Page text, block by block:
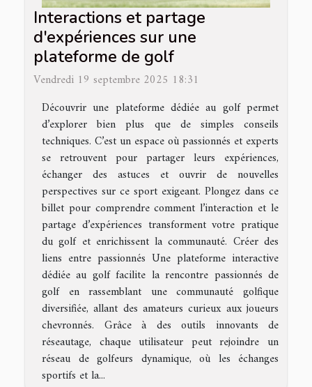
Interactions et partage
d'expériences sur une
plateforme de golf
Vendredi 19 septembre 2025 18:31
Découvrir une plateforme dédiée au golf permet
d’explorer bien plus que de simples conseils
techniques. C’est un espace où passionnés et experts
se retrouvent pour partager leurs expériences,
échanger des astuces et ouvrir de nouvelles
perspectives sur ce sport exigeant. Plongez dans ce
billet pour comprendre comment l’interaction et le
partage d’expériences transforment votre pratique
du golf et enrichissent la communauté. Créer des
liens entre passionnés Une plateforme interactive
dédiée au golf facilite la rencontre passionnés de
golf en rassemblant une communauté golfique
diversifiée, allant des amateurs curieux aux joueurs
chevronnés. Grâce à des outils innovants de
réseautage, chaque utilisateur peut rejoindre un
réseau de golfeurs dynamique, où les échanges
sportifs et la...